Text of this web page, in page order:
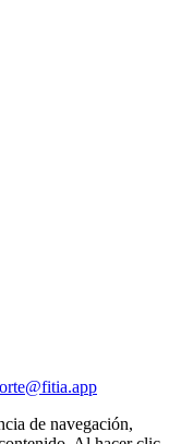
de navegación,